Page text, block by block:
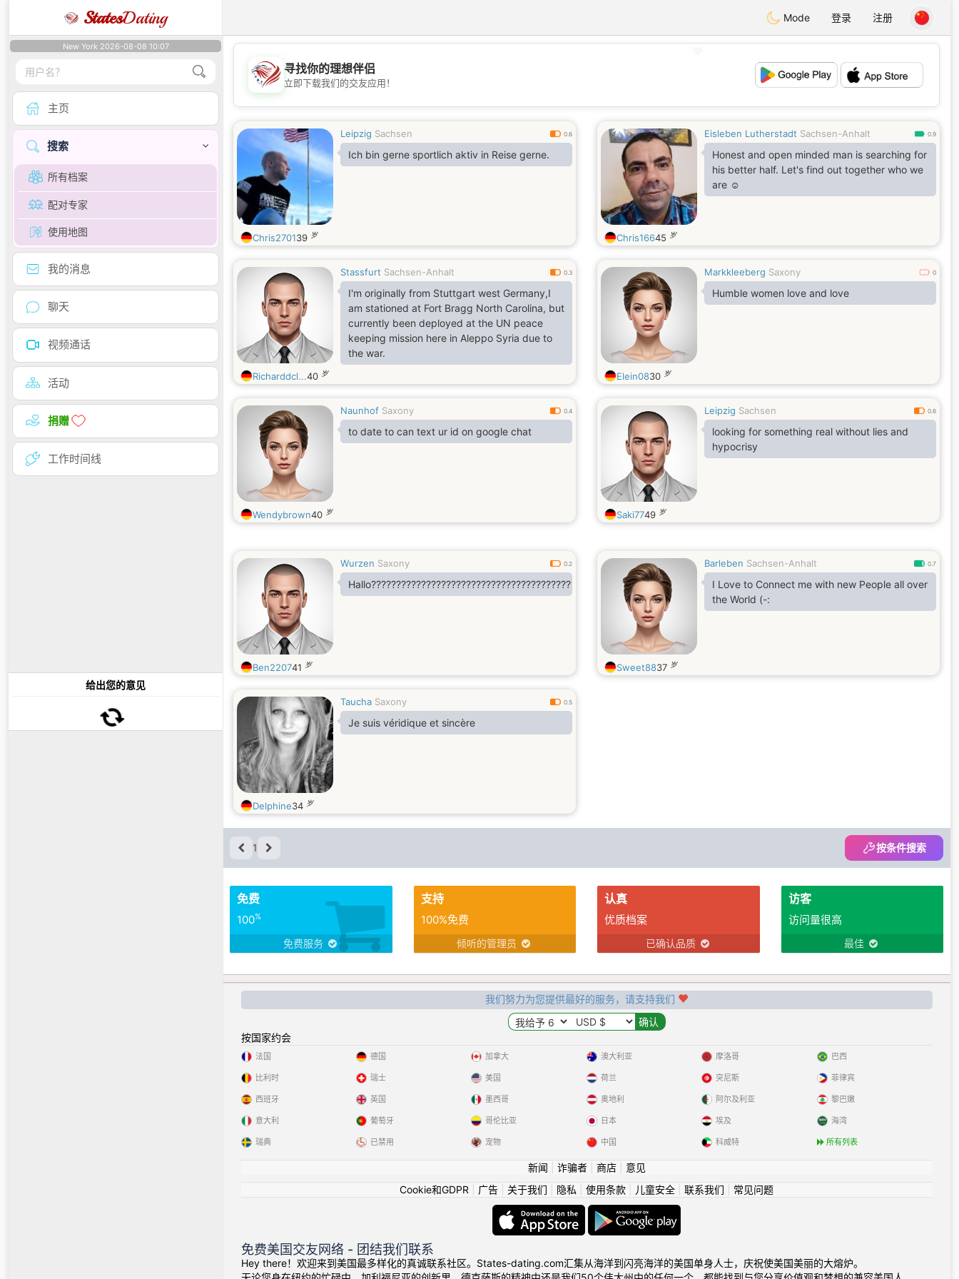
StatesDating Mode 登录 注册
New York 2026-08-08 10:07
主页
搜索
所有档案
配对专家
使用地图
我的消息
聊天
视频通话
活动
捐赠
工作时间线
给出您的意见
💖
💕
寻找你的理想伴侣
立即下载我们的交友应用！
Leipzig Sachsen 0.6
Ich bin gerne sportlich aktiv in Reise gerne.
Chris270139 岁
Eisleben Lutherstadt Sachsen-Anhalt 0.9
Honest and open minded man is searching for
his better half. Let's find out together who we
are ☺️
Chris16645 岁
Stassfurt Sachsen-Anhalt 0.3
I'm originally from Stuttgart west Germany,I
am stationed at Fort Bragg North Carolina, but
currently been deployed at the UN peace
keeping mission here in Aleppo Syria due to
the war.
Richarddcl...40 岁
Markkleeberg Saxony 0
Humble women love and love
Elein0830 岁
Naunhof Saxony 0.4
to date to can text ur id on google chat
Wendybrown40 岁
Leipzig Sachsen 0.6
looking for something real without lies and
hypocrisy
Saki7749 岁
Wurzen Saxony 0.2
Hallo????????????????????????????????????????????????????????????????????????????????????????????????????????????????
Ben220741 岁
Barleben Sachsen-Anhalt 0.7
I Love to Connect me with new People all over
the World (-:
Sweet8837 岁
Taucha Saxony 0.5
Je suis véridique et sincère
Delphine34 岁
1 按条件搜索
免费
100%
免费服务
支持
100%免费
倾听的管理员
认真
优质档案
已确认品质
访客
访问量很高
最佳
我们努力为您提供最好的服务，请支持我们
按国家约会
法国
比利时
西班牙
意大利
瑞典
德国
瑞士
英国
葡萄牙
已禁用
加拿大
美国
墨西哥
哥伦比亚
宠物
澳大利亚
荷兰
奥地利
日本
中国
摩洛哥
突尼斯
阿尔及利亚
埃及
科威特
巴西
菲律宾
黎巴嫩
海湾
所有列表
新闻 诈骗者| 商店| 意见
Cookie和GDPR
广告 关于我们 隐私 使用条款 儿童安全 联系我们 常见问题
免费美国交友网络 - 团结我们联系
Hey there！欢迎来到美国最多样化的真诚联系社区。States-dating.com汇集从海洋到闪亮海洋的美国单身人士，庆祝使美国美丽的大熔炉。